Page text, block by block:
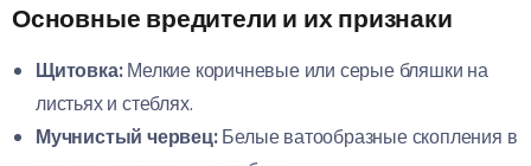
Основные вредители и их признаки
Щитовка:Мелкие коричневые или серые бляшки на
листьях и стеблях.
Мучнистый червец:Белые ватообразные скопления в